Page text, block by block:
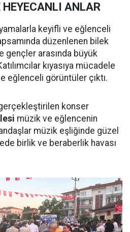
HEYECANLI ANLAR
keyifli ve eğlenceli
düzenlenen bilek
gençler arasında büyük
kıyasıya mücadele
eğlenceli görüntüler çıktı.
konser
müzik ve eğlencenin
müzik eşliğinde güzel
birlik ve beraberlik havası